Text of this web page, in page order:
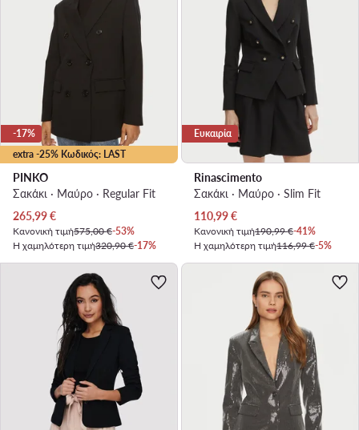
extra -25% Κωδικός: LAST
-17%
PINKO
Σακάκι · Μαύρο · Regular Fit
Τρέχουσα τιμή
265,99€
Κανονική τιμή575,00 €-53%
Η χαμηλότερη τιμή320,90 €-17%
Ευκαιρία
Rinascimento
Σακάκι · Μαύρο · Slim Fit
Τρέχουσα τιμή
110,99€
Κανονική τιμή190,99 €-41%
Η χαμηλότερη τιμή116,99 €-5%